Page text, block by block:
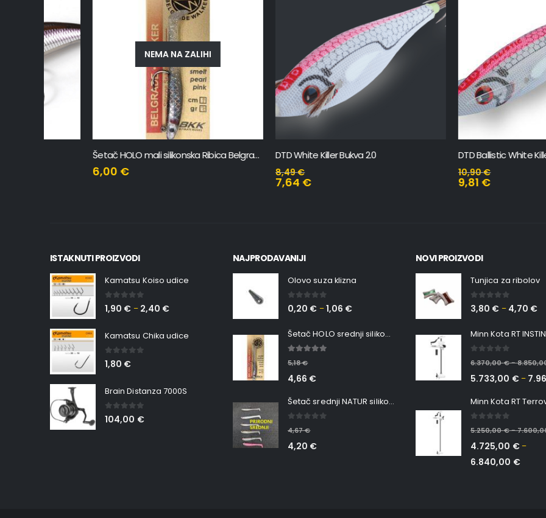
NEMA NA ZALIHI
Šetač HOLO mali silikonska Ribica Belgrade Walker DTD White Killer Bukva 2.0 DTD Ballistic White Killer Bukva
ISTAKNUTI PROIZVODI
Kamatsu Koiso udice
0 out of 5
1,90 € – 2,40 €
Kamatsu Chika udice
0 out of 5
1,80 €
Brain Distanza 7000S
0out of 5
104,00 €
NAJPRODAVANIJI
Olovo suza klizna
0 out of 5
0,20 € –1,06 €
Šetač HOLO srednji silikonska Ribica Belgrade Walker
5,18€
4,66 €
Šetač srednji NATUR silikonska ribica Belgrade Walker
4,67€
4,20 €
NOVI PROIZVODI
Tunjica za ribolov
0 out of 5
3,80 € – 4,70 €
6.370,00€–
5.733,00 €–
5.250,00€–
4.725,00 €–
6.840,00 €